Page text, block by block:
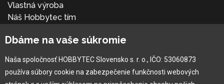
Vlastná výroba
Náš Hobbytec tím
Naša história
Dbáme na vaše súkromie
Naša spoločnosť HOBBYTEC Slovensko s. r. o., IČO: 53060873
používa súbory cookie na zabezpečenie funkčnosti webových